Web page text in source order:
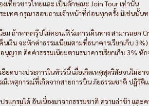
ที่ยวชาวไทยและ เป็นลักษณะ Join Tour เท่านั้น
ะเทศ กรุณาสอบถามเจ้าหน้าที่ก่อนทุกครั้ง มิเช่นนั้น
ม ถ้าหากกรุ๊ปไม่คอนเฟิร์มการเดินทาง สามารถยก
เงิน จะหักค่าธรรมเนียมตามที่ธนาคารเรียกเก็บ
นุญาต คิดค่าธรรมเนียมตามธนาคารเรียกเก็บ 3% หั
ดบางประการในทัวร์นี้ เมื่อเกิดเหตุสุดวิสัยจนไม่อา
เหตุการณ์ที่เกิดจากสายการบิน ภัยธรรมชาติ ปฏิวั
แกรมได้ อันเนื่องมาจากธรรมชาติ ความล่าช้า และ